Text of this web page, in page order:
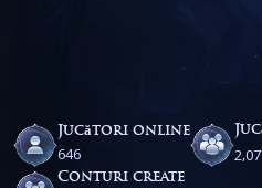
Jucători online
646 2,07
Conturi create